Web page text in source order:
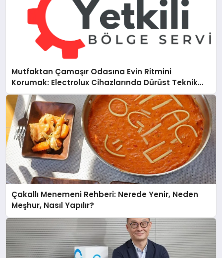
Mutfaktan Çamaşır Odasına Evin Ritmini
Korumak: Electrolux Cihazlarında Dürüst Teknik
Destek Deneyimi
Çakallı Menemeni Rehberi: Nerede Yenir, Neden
Meşhur, Nasıl Yapılır?